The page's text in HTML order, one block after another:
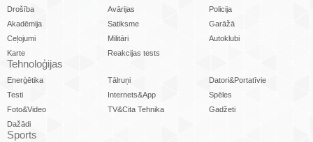
Drošība Avārijas
Policija
Akadēmija
Satiksme
Garāžā
Ceļojumi
Militāri
Autoklubi
Karte
Reakcijas tests
Tehnoloģijas
Enerģētika Tālruņi
Datori&Portatīvie
Testi
Internets&App
Spēles
Foto&Video
TV&Cita Tehnika
Gadžeti
Dažādi
Sports